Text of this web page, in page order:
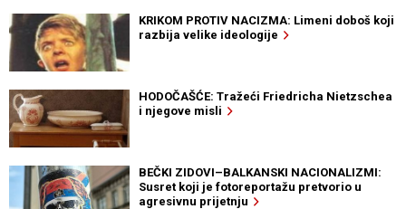
KRIKOM PROTIV NACIZMA: Limeni doboš koji
razbija velike ideologije
HODOČAŠĆE: Tražeći Friedricha Nietzschea
i njegove misli
BEČKI ZIDOVI–BALKANSKI NACIONALIZMI:
Susret koji je fotoreportažu pretvorio u
agresivnu prijetnju